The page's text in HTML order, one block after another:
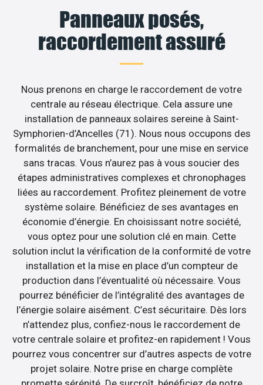
Panneaux posés,
raccordement assuré
Nous prenons en charge le raccordement de votre
centrale au réseau électrique. Cela assure une
installation de panneaux solaires sereine à Saint-
Symphorien-d’Ancelles (71). Nous nous occupons des
formalités de branchement, pour une mise en service
sans tracas. Vous n’aurez pas à vous soucier des
étapes administratives complexes et chronophages
liées au raccordement. Profitez pleinement de votre
système solaire. Bénéficiez de ses avantages en
économie d’énergie. En choisissant notre société,
vous optez pour une solution clé en main. Cette
solution inclut la vérification de la conformité de votre
installation et la mise en place d’un compteur de
production dans l’éventualité où nécessaire. Vous
pourrez bénéficier de l’intégralité des avantages de
l’énergie solaire aisément. C’est sécuritaire. Dès lors
n’attendez plus, confiez-nous le raccordement de
votre centrale solaire et profitez-en rapidement ! Vous
pourrez vous concentrer sur d’autres aspects de votre
projet solaire. Notre prise en charge complète